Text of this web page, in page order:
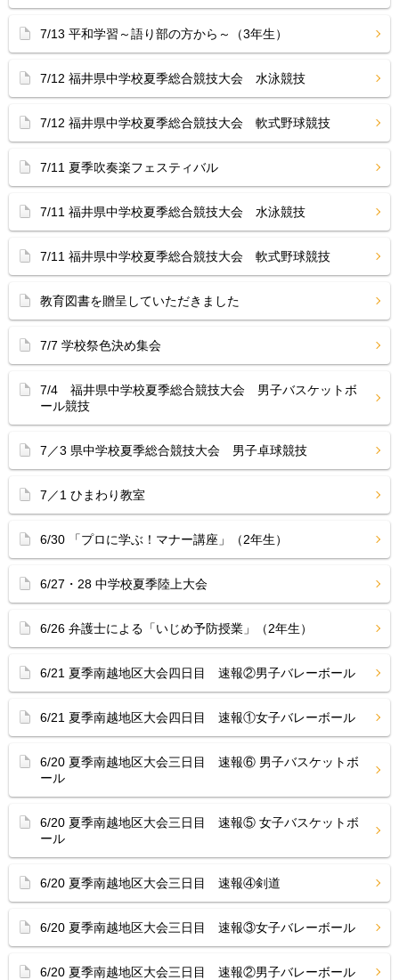
7/13 平和学習～語り部の方から～（3年生）
7/12 福井県中学校夏季総合競技大会 水泳競技
7/12 福井県中学校夏季総合競技大会 軟式野球競技
7/11 夏季吹奏楽フェスティバル
7/11 福井県中学校夏季総合競技大会 水泳競技
7/11 福井県中学校夏季総合競技大会 軟式野球競技
教育図書を贈呈していただきました
7/7 学校祭色決め集会
7/4 福井県中学校夏季総合競技大会 男子バスケットボ
ール競技
7／3 県中学校夏季総合競技大会 男子卓球競技
7／1 ひまわり教室
6/30 「プロに学ぶ！マナー講座」（2年生）
6/27・28 中学校夏季陸上大会
6/26 弁護士による「いじめ予防授業」（2年生）
6/21 夏季南越地区大会四日目 速報②男子バレーボール
6/21 夏季南越地区大会四日目 速報①女子バレーボール
6/20 夏季南越地区大会三日目 速報⑥ 男子バスケットボ
ール
6/20 夏季南越地区大会三日目 速報⑤ 女子バスケットボ
ール
6/20 夏季南越地区大会三日目 速報④剣道
6/20 夏季南越地区大会三日目 速報③女子バレーボール
6/20 夏季南越地区大会三日目 速報②男子バレーボール